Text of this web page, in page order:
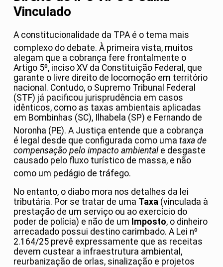
Vinculado
A constitucionalidade da TPA é o tema mais
complexo do debate. À primeira vista, muitos
alegam que a cobrança fere frontalmente o
Artigo 5º, inciso XV da Constituição Federal, que
garante o livre direito de locomoção em território
nacional. Contudo, o Supremo Tribunal Federal
(STF) já pacificou jurisprudência em casos
idênticos, como as taxas ambientais aplicadas
em Bombinhas (SC), Ilhabela (SP) e Fernando de
Noronha (PE). A Justiça entende que a cobrança
é legal desde que configurada como uma taxa de
compensação pelo impacto ambientale desgaste
causado pelo fluxo turístico de massa, e não
como um pedágio de tráfego.
No entanto, o diabo mora nos detalhes da lei
tributária. Por se tratar de uma Taxa (vinculada à
prestação de um serviço ou ao exercício do
poder de polícia) e não de um Imposto, o dinheiro
arrecadado possui destino carimbado. A Lei nº
2.164/25 prevê expressamente que as receitas
devem custear a infraestrutura ambiental,
reurbanização de orlas, sinalização e projetos